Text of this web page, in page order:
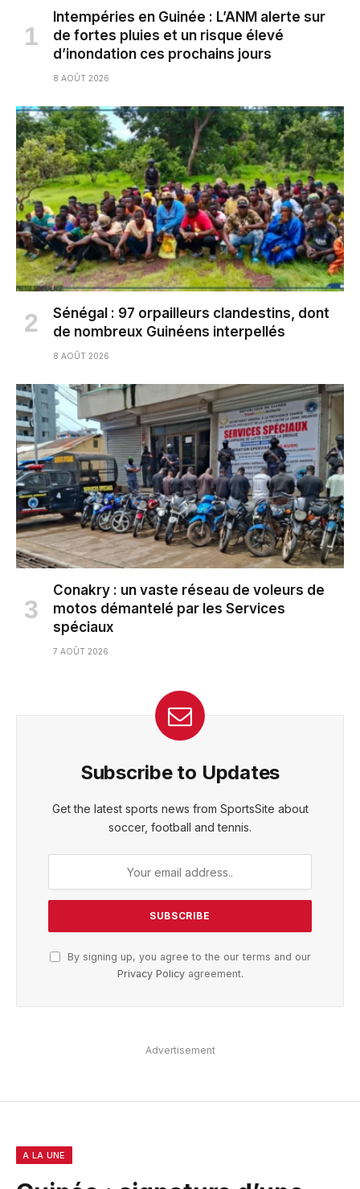
Intempéries en Guinée : L’ANM alerte sur
de fortes pluies et un risque élevé
d’inondation ces prochains jours
8 AOÛT 2026
Sénégal : 97 orpailleurs clandestins, dont
de nombreux Guinéens interpellés
8 AOÛT 2026
Conakry : un vaste réseau de voleurs de
motos démantelé par les Services
spéciaux
7 AOÛT 2026
Subscribe to Updates
Get the latest sports news from SportsSite about
soccer, football and tennis.
By signing up, you agree to the our terms and our
Privacy Policyagreement.
Advertisement
A LA UNE